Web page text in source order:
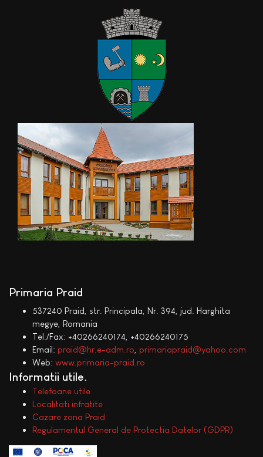
Primaria Praid
537240 Praid, str. Principala, Nr. 394, jud. Harghita
megye, Romania
Tel./Fax: +40266240174, +40266240175
Email: praid@hr.e-adm.ro primariapraid@yahoo.com
Web: www.primaria-praid.ro
Informatii utile
Telefoane utile
Localitati infratite
Cazare zona Praid
Regulamentul General de Protectia Datelor (GDPR)